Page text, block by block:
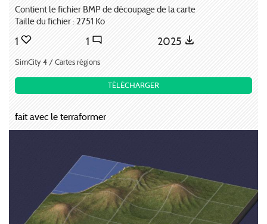
Contient le fichier BMP de découpage de la carte
Taille du fichier : 2751 Ko
1 1 2025
SimCity 4 / Cartes régions
TÉLÉCHARGER
fait avec le terraformer